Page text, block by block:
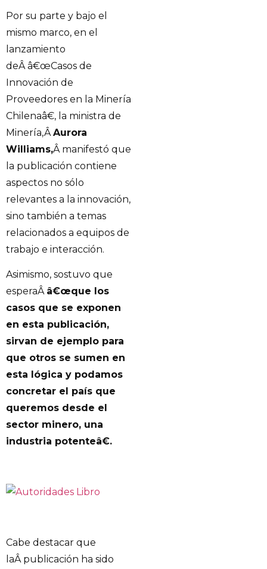
Por su parte y bajo el
mismo marco, en el
lanzamiento
deÂ â€œCasos de
Innovación de
Proveedores en la Minería
Chilenaâ€, la ministra de
Minería,ÂAurora
Williams,Â manifestó que
la publicación contiene
aspectos no sólo
relevantes a la innovación,
sino también a temas
relacionados a equipos de
trabajo e interacción.
Asimismo, sostuvo que
esperaÂ â€œque los
casos que se exponen
en esta publicación,
sirvan de ejemplo para
que otros se sumen en
esta lógica y podamos
concretar el país que
queremos desde el
sector minero, una
industria potenteâ€.
Cabe destacar que
laÂ publicación ha sido